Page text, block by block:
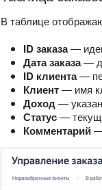
В таблице
ID заказа—
Дата заказа—
ID клиента—
Клиент— имя
Доход—
Статус—
Комментарий—